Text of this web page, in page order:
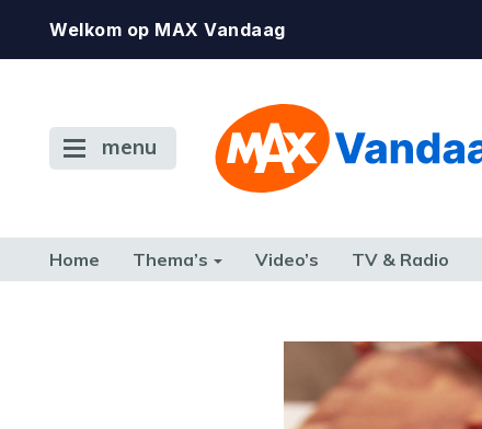
Welkom op MAX Vandaag
menu
Home Thema’s Video’s TV & Radio